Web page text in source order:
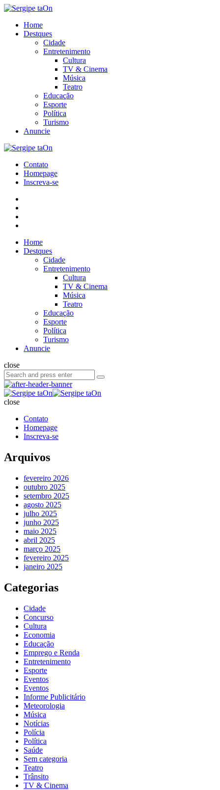
Menu
Home
Destques
Cidade
Entretenimento
Cultura
TV & Cinema
Música
Teatro
Educação
Esporte
Política
Turismo
Anuncie
Search
Menu
Contato
Homepage
Inscreva-se
SearchHome
Destques
Cidade
Entretenimento
Cultura
TV & Cinema
Música
Teatro
Educação
Esporte
Política
Turismo
Anuncie
close
Search
for:
Search
close
Contato
Homepage
Inscreva-se
Arquivos
fevereiro 2026
outubro 2025
setembro 2025
agosto 2025
julho 2025
junho 2025
maio 2025
abril 2025
março 2025
fevereiro 2025
janeiro 2025
Categorias
Cidade
Concurso
Cultura
Economia
Educação
Emprego e Renda
Entretenimento
Esporte
Eventos
Eventos
Informe Publicitário
Meteorologia
Música
Notícias
Polícia
Política
Saúde
Sem categoria
Teatro
Trânsito
TV & Cinema